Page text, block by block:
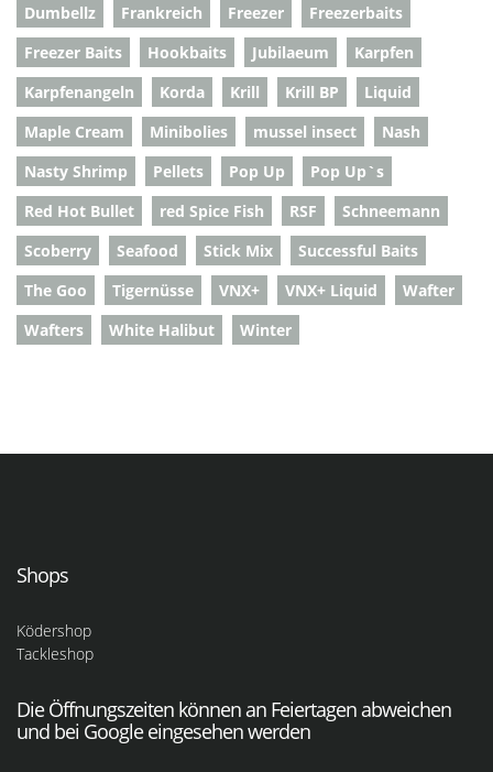
Dumbellz
Frankreich Freezer
Freezerbaits
Freezer Baits
Hookbaits Jubilaeum
Karpfen
Karpfenangeln
Korda Krill Krill BP
Liquid
Maple Cream
Minibolies mussel insect
Nash
Nasty Shrimp
Pellets Pop Up
Pop Up`s
Red Hot Bullet
red Spice Fish RSF
Schneemann
Scoberry
Seafood Stick Mix
Successful Baits
The Goo
Tigernüsse VNX+ VNX+ Liquid
Wafter
Wafters
White Halibut Winter
Shops
Ködershop
Tackleshop
Die Öffnungszeiten können an Feiertagen abweichen
und bei Google eingesehen werden